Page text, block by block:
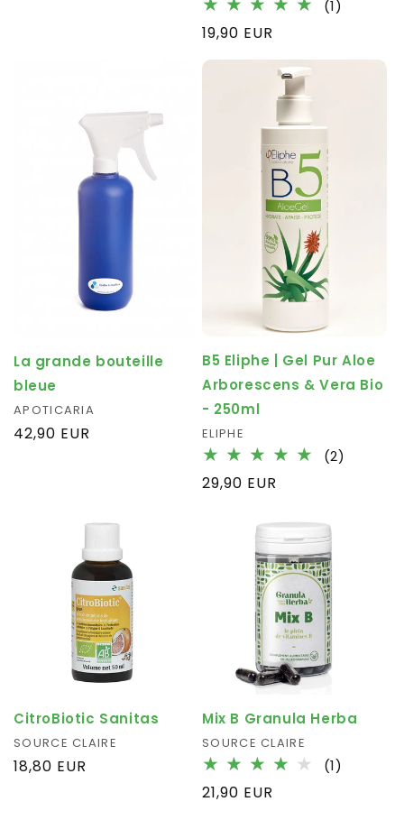
(1)
Prix
habituel
19,90 EUR
La grande bouteille
bleue
Fournisseur :
APOTICARIA
Prix
42,90 EUR
B5 Eliphe | Gel Pur Aloe
Arborescens & Vera Bio
- 250ml
Fournisseur :
ELIPHE
(2)
Prix
29,90 EUR
CitroBiotic Sanitas
Fournisseur :
SOURCE CLAIRE
Prix
18,80 EUR
Mix B Granula Herba
Fournisseur :
SOURCE CLAIRE
(1)
Prix
21,90 EUR